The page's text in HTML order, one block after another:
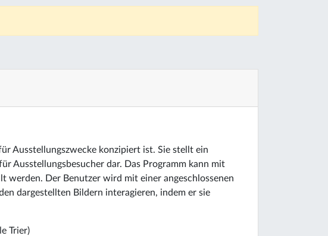
Ausstellungszwecke konzipiert ist. Sie stellt ein
Ausstellungsbesucher dar. Das Programm kann mit
werden. Der Benutzer wird mit einer angeschlossenen
dargestellten Bildern interagieren, indem er sie
Trier)